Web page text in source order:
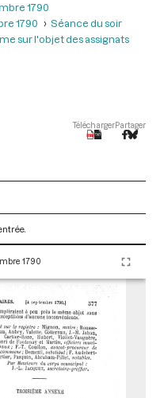
1790
1790
Séance du soir
sur l'objet des assignats
TéléchargerPartager
1790